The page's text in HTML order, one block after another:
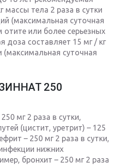
массы тела 2 раза в сутки
(максимальная суточная
или более серьезных
доза составляет 15 мг / кг
(максимальная суточная
250
мг 2 раза в сутки,
(цистит, уретрит) – 125
– 250 мг 2 раза в сутки,
нижних
бронхит – 250 мг 2 раза